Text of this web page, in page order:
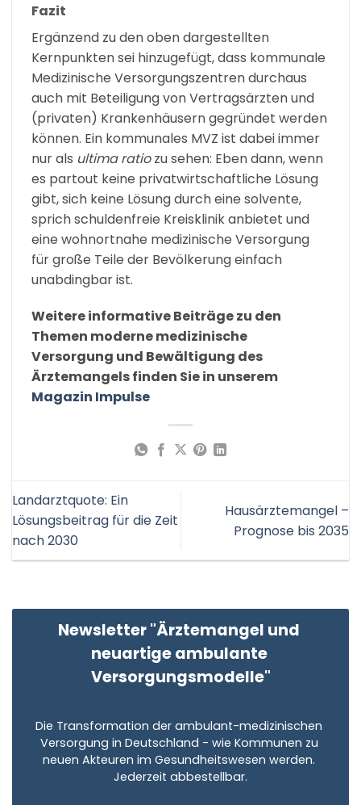
Fazit
Ergänzend zu den oben dargestellten
Kernpunkten sei hinzugefügt, dass kommunale
Medizinische Versorgungszentren durchaus
auch mit Beteiligung von Vertragsärzten und
(privaten) Krankenhäusern gegründet werden
können. Ein kommunales MVZ ist dabei immer
nur als ultima ratiozu sehen: Eben dann, wenn
es partout keine privatwirtschaftliche Lösung
gibt, sich keine Lösung durch eine solvente,
sprich schuldenfreie Kreisklinik anbietet und
eine wohnortnahe medizinische Versorgung
für große Teile der Bevölkerung einfach
unabdingbar ist.
Weitere informative Beiträge zu den
Themen moderne medizinische
Versorgung und Bewältigung des
Ärztemangels finden Sie in unserem
Magazin Impulse
Landarztquote: Ein
Lösungsbeitrag für die Zeit
nach 2030
Hausärztemangel –
Prognose bis 2035
Newsletter "Ärztemangel und
neuartige ambulante
Versorgungsmodelle"
Die Transformation der ambulant-medizinischen
Versorgung in Deutschland - wie Kommunen zu
neuen Akteuren im Gesundheitswesen werden.
Jederzeit abbestellbar.